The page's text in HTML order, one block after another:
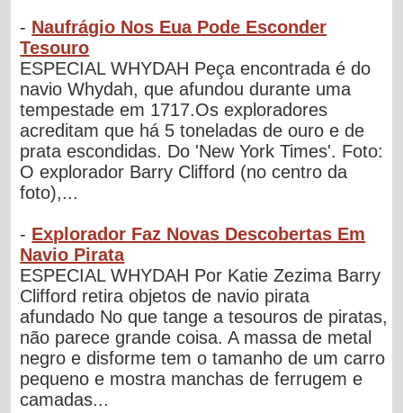
- Naufrágio Nos Eua Pode Esconder
Tesouro
ESPECIAL WHYDAH Peça encontrada é do
navio Whydah, que afundou durante uma
tempestade em 1717.Os exploradores
acreditam que há 5 toneladas de ouro e de
prata escondidas. Do 'New York Times'. Foto:
O explorador Barry Clifford (no centro da
foto),...
- Explorador Faz Novas Descobertas Em
Navio Pirata
ESPECIAL WHYDAH Por Katie Zezima Barry
Clifford retira objetos de navio pirata
afundado No que tange a tesouros de piratas,
não parece grande coisa. A massa de metal
negro e disforme tem o tamanho de um carro
pequeno e mostra manchas de ferrugem e
camadas...